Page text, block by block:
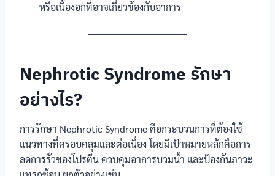
หรือเนื้องอกที่อาจเกี่ยวข้องกับอาการ
Nephrotic Syndrome รักษา
อย่างไร?
การรักษา Nephrotic Syndrome คือกระบวนการที่ต้องใช้
แนวทางที่ครอบคลุมและต่อเนื่อง โดยมีเป้าหมายหลักคือการ
ลดการรั่วของโปรตีน ควบคุมอาการบวมน้ำ และป้องกันภาวะ